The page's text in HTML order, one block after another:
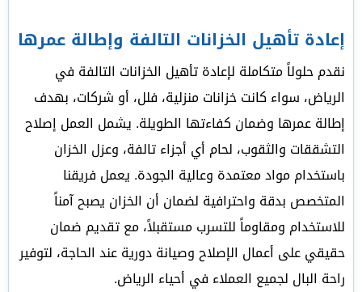
إعادة تأهيل الخزانات التالفة وإطالة عمرها
نقدم حلولاً متكاملة لإعادة تأهيل الخزانات التالفة في
الرياض، سواء كانت خزانات منزلية، فلل، أو شركات، بهدف
إطالة عمرها وضمان كفاءتها الطويلة. يشمل العمل إصلاح
التشققات والثقوب، لحام أي أجزاء تالفة، وعزل الخزان
باستخدام مواد معتمدة وعالية الجودة. يعمل فريقنا
المتخصص بدقة واحترافية لضمان أن الخزان يصبح آمناً
للاستخدام ومقاوماً للتسرب مستقبلاً، مع تقديم ضمان
حقيقي على أعمال الإصلاح وصيانة دورية عند الحاجة، لتوفير
راحة البال لجميع العملاء في أحياء الرياض.